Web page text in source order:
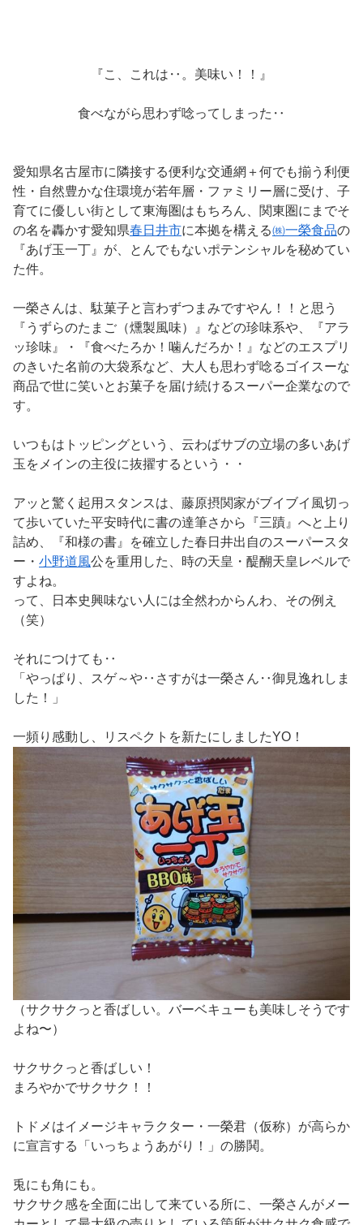
『こ、これは‥。美味い！！』
食べながら思わず唸ってしまった‥
愛知県名古屋市に隣接する便利な交通網＋何でも揃う利便
性・自然豊かな住環境が若年層・ファミリー層に受け、子
育てに優しい街として東海圏はもちろん、関東圏 にまでそ
の名を轟かす愛知県春日井市に本拠を構える㈱一榮食品の
『あげ玉一丁』が、とんでもないポテンシャルを秘めてい
た件。
一榮さんは、駄菓子と言わずつまみですやん！！と思う
『うずらのたまご（燻製風味）』などの珍味系や、『アラ
ッ珍味』・『食べたろか！噛んだろか！』などのエスプリ
のきいた名前の大袋系など、大人も思わず唸るゴイスーな
商品で世に笑いとお菓子を届け続けるスーパー企業なので
す。
いつもはトッピングという、云わばサブの立場の多いあげ
玉をメインの主役に抜擢するという・・
アッと驚く起用スタンスは、藤原摂関家がブイブイ風切っ
て歩いていた平安時代に書の達筆さから『三蹟』へと上り
詰め、『和様の書』を確立した春日井出自のスーパースタ
ー・ 小野道風公を重用した、時の天皇・醍醐天皇レベルで
すよね。
って、日本史興味ない人には全然わからんわ、その例え
（笑）
それにつけても‥
「やっぱり、スゲ～や‥さすがは一榮さん‥御見逸れしま
した！」
一頻り感動し、リスペクトを新たにしましたYO！
（サクサクっと香ばしい。バーベキューも美味しそうです
よね〜）
サクサクっと香ばしい！
まろやかでサクサク！！
トドメはイメージキャラクター・一榮君（仮称）が高らか
に宣言する「いっちょうあがり！」の勝鬨。
兎にも角にも。
サクサク感を全面に出して来ている所に、一榮さんがメー